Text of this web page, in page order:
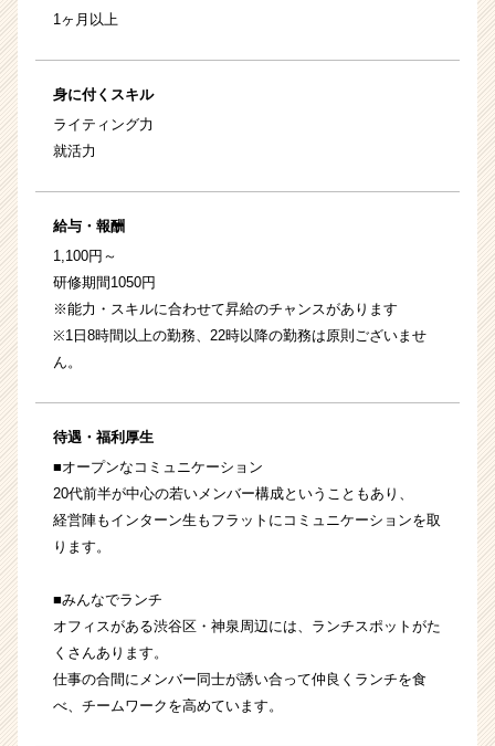
1ヶ月以上
身に付くスキル
ライティング力
就活力
給与・報酬
1,100円～
研修期間1050円
※能力・スキルに合わせて昇給のチャンスがあります
※1日8時間以上の勤務、22時以降の勤務は原則ございませ
ん。
待遇・福利厚生
■オープンなコミュニケーション
20代前半が中心の若いメンバー構成ということもあり、
経営陣もインターン生もフラットにコミュニケーションを取
ります。
■みんなでランチ
オフィスがある渋谷区・神泉周辺には、ランチスポットがた
くさんあります。
仕事の合間にメンバー同士が誘い合って仲良くランチを食
べ、チームワークを高めています。